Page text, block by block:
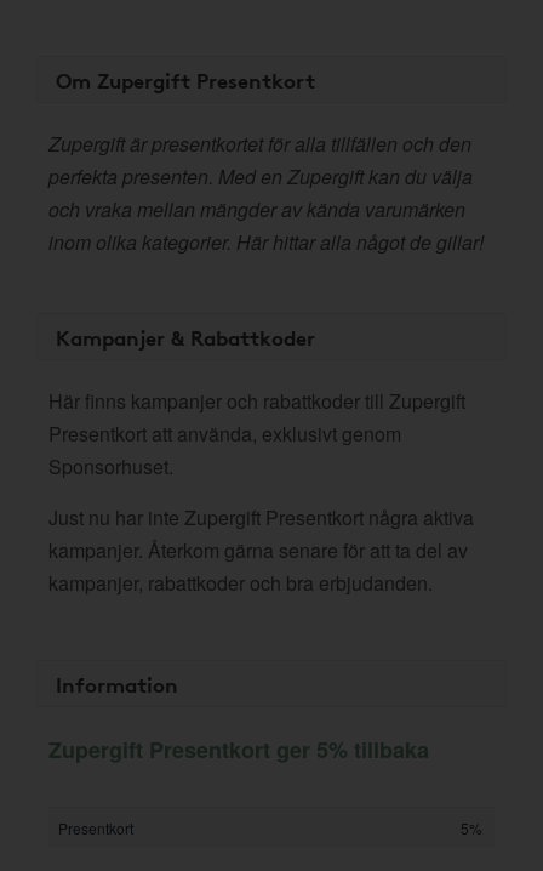
Om Zupergift Presentkort
Zupergift är presentkortet för alla tillfällen och den
perfekta presenten. Med en Zupergift kan du välja
och vraka mellan mängder av kända varumärken
inom olika kategorier. Här hittar alla något de gillar!
Kampanjer & Rabattkoder
Här finns kampanjer och rabattkoder till Zupergift
Presentkort att använda, exklusivt genom
Sponsorhuset.
Just nu har inte Zupergift Presentkort några aktiva
kampanjer. Återkom gärna senare för att ta del av
kampanjer, rabattkoder och bra erbjudanden.
Information
Zupergift Presentkort ger 5% tillbaka
Presentkort 5%